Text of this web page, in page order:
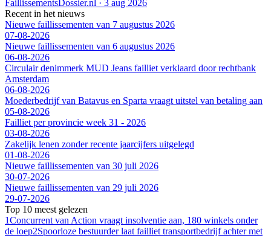
FaillissementsDossier.nl · 3 aug 2026
Recent in het nieuws
Nieuwe faillissementen van 7 augustus 2026
07-08-2026
Nieuwe faillissementen van 6 augustus 2026
06-08-2026
Circulair denimmerk MUD Jeans failliet verklaard door rechtbank
Amsterdam
06-08-2026
Moederbedrijf van Batavus en Sparta vraagt uitstel van betaling aan
05-08-2026
Failliet per provincie week 31 - 2026
03-08-2026
Zakelijk lenen zonder recente jaarcijfers uitgelegd
01-08-2026
Nieuwe faillissementen van 30 juli 2026
30-07-2026
Nieuwe faillissementen van 29 juli 2026
29-07-2026
Top 10 meest gelezen
1Concurrent van Action vraagt insolventie aan, 180 winkels onder
de loep2Spoorloze bestuurder laat failliet transportbedrijf achter met